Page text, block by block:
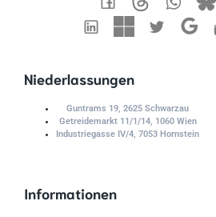
Niederlassungen
Guntrams 19, 2625 Schwarzau
Getreidemarkt 11/1/14, 1060 Wien
Industriegasse IV/4, 7053 Hornstein
Informationen